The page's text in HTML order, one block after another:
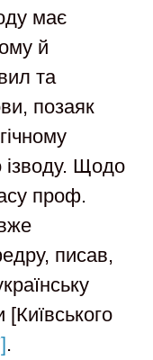
має
й
та
позаяк
ізводу. Щодо
проф.
писав,
.